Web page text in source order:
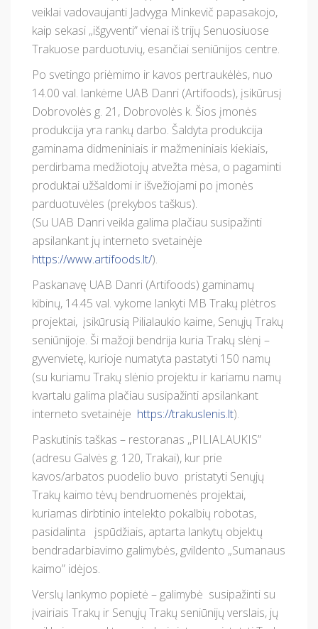
veiklai vadovaujanti Jadvyga Minkevič papasakojo,
kaip sekasi „išgyventi” vienai iš trijų Senuosiuose
Trakuose parduotuvių, esančiai seniūnijos centre.
Po svetingo priėmimo ir kavos pertraukėlės, nuo
14.00 val. lankėme UAB Danri (Artifoods), įsikūrusį
Dobrovolės g. 21, Dobrovolės k. Šios įmonės
produkcija yra rankų darbo. Šaldyta produkcija
gaminama didmeniniais ir mažmeniniais kiekiais,
perdirbama medžiotojų atvežta mėsa, o pagaminti
produktai užšaldomi ir išvežiojami po įmonės
parduotuvėles (prekybos taškus).
(Su UAB Danri veikla galima plačiau susipažinti
apsilankant jų interneto svetainėje
https://www.artifoods.lt/).
Paskanavę UAB Danri (Artifoods) gaminamų
kibinų, 14.45 val. vykome lankyti MB Trakų plėtros
projektai, įsikūrusią Pilialaukio kaime, Senųjų Trakų
seniūnijoje. Ši mažoji bendrija kuria Trakų slėnį –
gyvenvietę, kurioje numatyta pastatyti 150 namų
(su kuriamu Trakų slėnio projektu ir kariamu namų
kvartalu galima plačiau susipažinti apsilankant
interneto svetainėje https://trakuslenis.lt).
Paskutinis taškas – restoranas ,,PILIALAUKIS”
(adresu Galvės g. 120, Trakai), kur prie
kavos/arbatos puodelio buvo pristatyti Senųjų
Trakų kaimo tėvų bendruomenės projektai,
kuriamas dirbtinio intelekto pokalbių robotas,
pasidalinta įspūdžiais, aptarta lankytų objektų
bendradarbiavimo galimybės, gvildento „Sumanaus
kaimo” idėjos.
Verslų lankymo popietė – galimybė susipažinti su
įvairiais Trakų ir Senųjų Trakų seniūnijų verslais, jų